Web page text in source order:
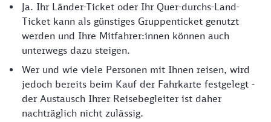
Ja. Ihr Länder-Ticket oder Ihr Quer-durchs-Land-
Ticket kann als günstiges Gruppenticket genutzt
werden und Ihre Mitfahrer:innen können auch
unterwegs dazu steigen.
Wer und wie viele Personen mit Ihnen reisen, wird
jedoch bereits beim Kauf der Fahrkarte festgelegt -
der Austausch Ihrer Reisebegleiter ist daher
nachträglich nicht zulässig.